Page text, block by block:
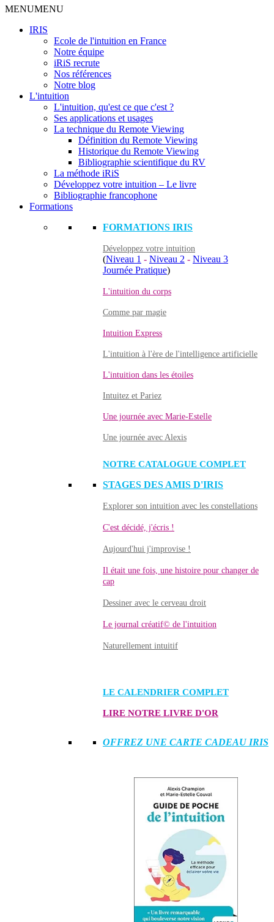
MENUMENU
IRIS
Ecole de l'intuition en France
Notre équipe
iRiS recrute
Nos références
Notre blog
L'intuition
L'intuition, qu'est ce que c'est ?
Ses applications et usages
La technique du Remote Viewing
Définition du Remote Viewing
Historique du Remote Viewing
Bibliographie scientifique du RV
La méthode iRiS
Développez votre intuition – Le livre
Bibliographie francophone
Formations
FORMATIONS IRIS
Développez votre intuition
(Niveau 1 - Niveau 2 - Niveau 3
Journée Pratique)
L'intuition du corps
Comme par magie
Intuition Express
L'intuition à l'ère de l'intelligence artificielle
L'intuition dans les étoiles
Intuitez et Pariez
Une journée avec Marie-Estelle
Une journée avec Alexis
NOTRE CATALOGUE COMPLET
STAGES DES AMIS D'IRIS
Explorer son intuition avec les constellations
C'est décidé, j'écris !
Aujourd'hui j'improvise !
Il était une fois, une histoire pour changer de
cap
Dessiner avec le cerveau droit
Le journal créatif© de l'intuition
Naturellement intuitif
LE CALENDRIER COMPLET
LIRE NOTRE LIVRE D'OR
OFFREZ UNE CARTE CADEAU IRIS